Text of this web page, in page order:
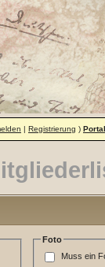
| Registrierung ) Portal
Foto
Muss ein